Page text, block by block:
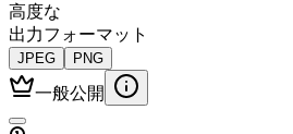
高度な
出力フォーマット
JPEG PNG
一般公開